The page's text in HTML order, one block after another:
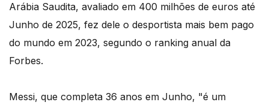
Arábia Saudita, avaliado em 400 milhões de euros até
Junho de 2025, fez dele o desportista mais bem pago
do mundo em 2023, segundo o ranking anual da
Forbes.
Messi, que completa 36 anos em Junho, "é um